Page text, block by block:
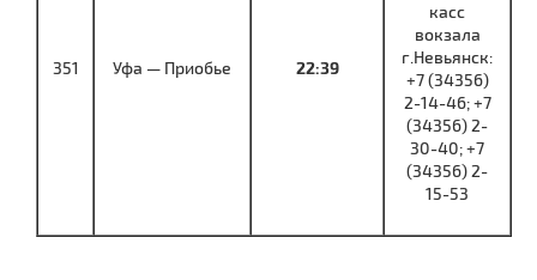
351 Уфа — Приобье 22:39
касс
вокзала
г.Невьянск:
+7 (34356)
2-14-46; +7
(34356) 2-
30-40; +7
(34356) 2-
15-53